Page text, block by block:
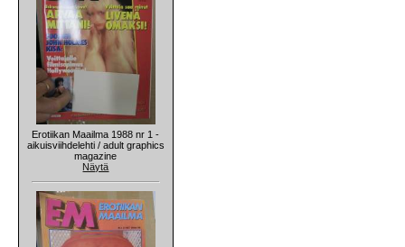
Erotiikan Maailma 1988 nr 1 -
aikuisviihdelehti / adult graphics
magazine
Näytä